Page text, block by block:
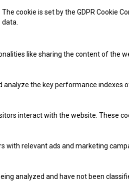
The cookie is set by the GDPR Cookie
data.
like sharing the content of the
the key performance
interact with the website. These
with relevant ads and marketing
analyzed and have not been